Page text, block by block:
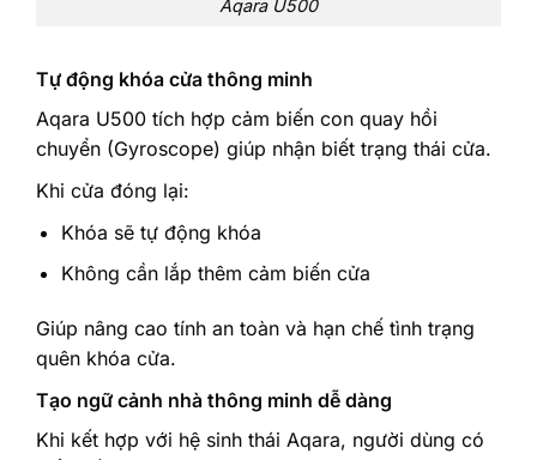
Aqara U500
Tự động khóa cửa thông minh
Aqara U500 tích hợp cảm biến con quay hồi
chuyển (Gyroscope) giúp nhận biết trạng thái cửa.
Khi cửa đóng lại:
Khóa sẽ tự động khóa
Không cần lắp thêm cảm biến cửa
Giúp nâng cao tính an toàn và hạn chế tình trạng
quên khóa cửa.
Tạo ngữ cảnh nhà thông minh dễ dàng
Khi kết hợp với hệ sinh thái Aqara, người dùng có